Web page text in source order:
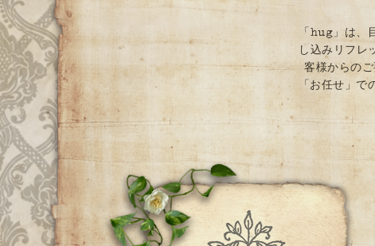
「hug」は、
し込みリフレ
客様からの
「お任せ」